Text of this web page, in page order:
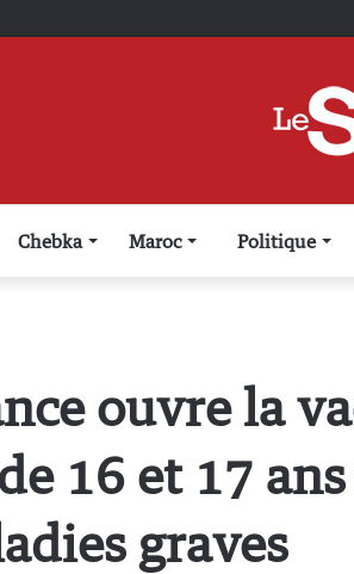
Chebka Maroc Politique
ouvre la
16 et 17
graves